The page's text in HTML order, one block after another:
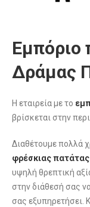
Εμπόριο
Δράμας
Η εταιρεία με το
βρίσκεται στην
Διαθέτουμε πολλά
φρέσκιας πατάτας
υψηλή θρεπτική
στην διάθεσή σας
σας εξυπηρετήσει.